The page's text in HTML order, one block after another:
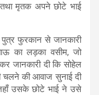
मृतक अपने छोटे भाई
फुरकान से जानकारी
का लड़का वसीम, जो
जानकारी दी कि सोहेल
की आवाज सुनाई दी
उसके छोटे भाई ने उसे